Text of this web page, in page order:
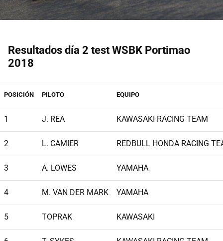
Resultados día 2 test WSBK Portimao
2018
POSICIÓN PILOTO EQUIPO
1 J. REA KAWASAKI RACING TEAM
2 L. CAMIER REDBULL HONDA RACING
3 A. LOWES YAMAHA
4 M. VAN DER MARK YAMAHA
5 TOPRAK KAWASAKI